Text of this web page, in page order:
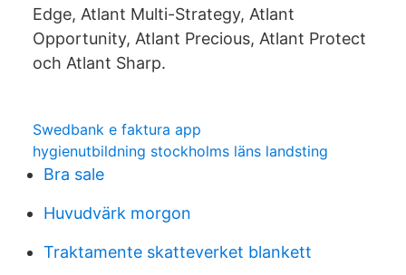
Edge, Atlant Multi-Strategy, Atlant
Opportunity, Atlant Precious, Atlant Protect
och Atlant Sharp.
Swedbank e faktura app
hygienutbildning stockholms läns landsting
Bra sale
Huvudvärk morgon
Traktamente skatteverket blankett